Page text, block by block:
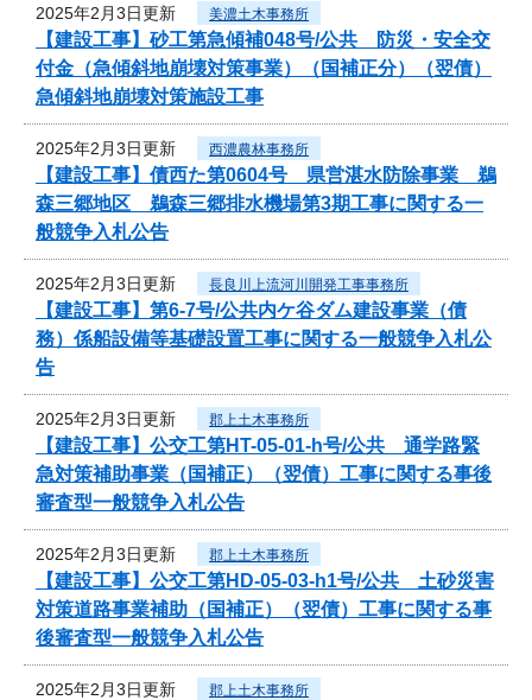
2025年2月3日更新 美濃土木事務所
【建設工事】砂工第急傾補048号/公共 防災・安全交
付金（急傾斜地崩壊対策事業）（国補正分）（翌債）
急傾斜地崩壊対策施設工事
2025年2月3日更新 西濃農林事務所
【建設工事】債西た第0604号 県営湛水防除事業 鵜
森三郷地区 鵜森三郷排水機場第3期工事に関する一
般競争入札公告
2025年2月3日更新 長良川上流河川開発工事事務所
【建設工事】第6-7号/公共内ケ谷ダム建設事業（債
務）係船設備等基礎設置工事に関する一般競争入札公
告
2025年2月3日更新 郡上土木事務所
【建設工事】公交工第HT-05-01-h号/公共 通学路緊
急対策補助事業（国補正）（翌債）工事に関する事後
審査型一般競争入札公告
2025年2月3日更新 郡上土木事務所
【建設工事】公交工第HD-05-03-h1号/公共 土砂災害
対策道路事業補助（国補正）（翌債）工事に関する事
後審査型一般競争入札公告
2025年2月3日更新 郡上土木事務所